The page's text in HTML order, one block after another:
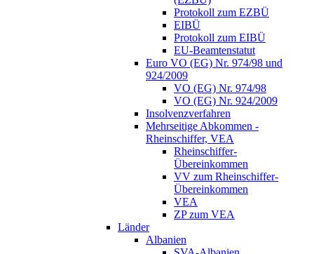
Protokoll zum EZBÜ
EIBÜ
Protokoll zum EIBÜ
EU-Beamtenstatut
Euro VO (EG) Nr. 974/98 und
924/2009
VO (EG) Nr. 974/98
VO (EG) Nr. 924/2009
Insolvenzverfahren
Mehrseitige Abkommen -
Rheinschiffer, VEA
Rheinschiffer-
Übereinkommen
VV zum Rheinschiffer-
Übereinkommen
VEA
ZP zum VEA
Länder
Albanien